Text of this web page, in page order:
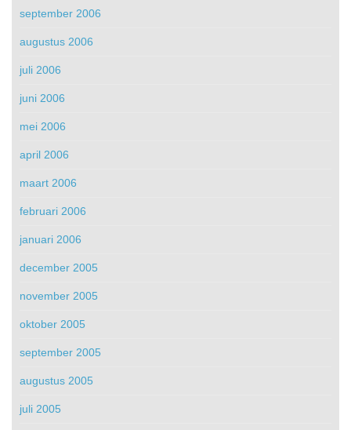
september 2006
augustus 2006
juli 2006
juni 2006
mei 2006
april 2006
maart 2006
februari 2006
januari 2006
december 2005
november 2005
oktober 2005
september 2005
augustus 2005
juli 2005